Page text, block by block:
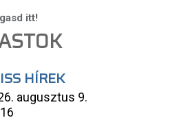
HÍREK
augusztus 9.